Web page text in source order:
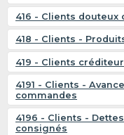
416 - Clients douteux
418 - Clients -
419 - Clients
4191 - Clients -
commandes
4196 - Clients -
consignés